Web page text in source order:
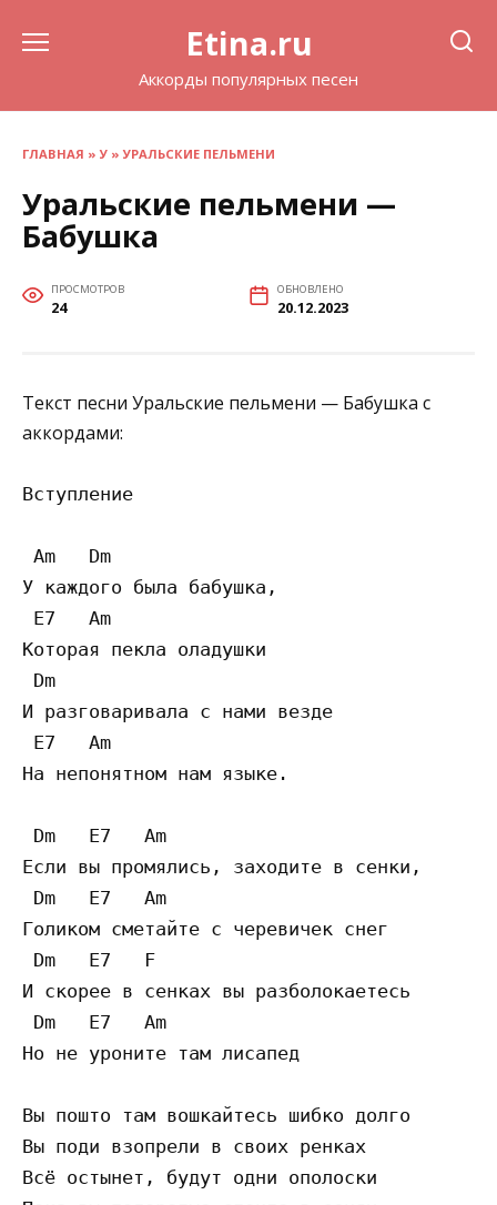
Etina.ru
Аккорды популярных песен
ГЛАВНАЯ »У »УРАЛЬСКИЕ ПЕЛЬМЕНИ
Уральские пельмени —
Бабушка
ПРОСМОТРОВ
24
ОБНОВЛЕНО
20.12.2023
Текст песни Уральские пельмени — Бабушка с
аккордами:
Вступление
Am   Dm
У каждого была бабушка,
E7   Am
Которая пекла оладушки
Dm
И разговаривала с нами везде
E7   Am
На непонятном нам языке.
Dm   E7   Am
Если вы промялись, заходите в сенки,
Dm   E7   Am
Голиком сметайте с черевичек снег
Dm   E7   F
И скорее в сенках вы разболокаетесь
Dm   E7   Am
Но не уроните там лисапед
Вы пошто там вошкайтесь шибко долго
Вы поди взопрели в своих ренках
Всё остынет, будут одни ополоски